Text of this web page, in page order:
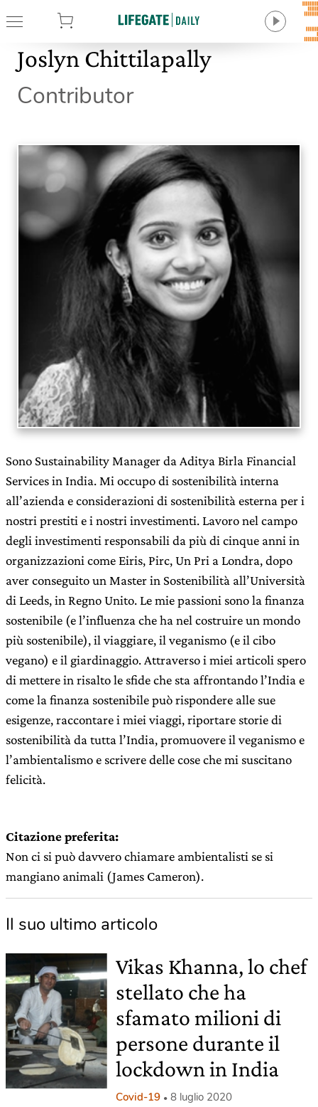
Joslyn Chittilapally
Contributor
Sono Sustainability Manager da Aditya Birla Financial
Services in India. Mi occupo di sostenibilità interna
all’azienda e considerazioni di sostenibilità esterna per i
nostri prestiti e i nostri investimenti. Lavoro nel campo
degli investimenti responsabili da più di cinque anni in
organizzazioni come Eiris, Pirc, Un Pri a Londra, dopo
aver conseguito un Master in Sostenibilità all’Università
di Leeds, in Regno Unito. Le mie passioni sono la finanza
sostenibile (e l’influenza che ha nel costruire un mondo
più sostenibile), il viaggiare, il veganismo (e il cibo
vegano) e il giardinaggio. Attraverso i miei articoli spero
di mettere in risalto le sfide che sta affrontando l’India e
come la finanza sostenibile può rispondere alle sue
esigenze, raccontare i miei viaggi, riportare storie di
sostenibilità da tutta l’India, promuovere il veganismo e
l’ambientalismo e scrivere delle cose che mi suscitano
felicità.
Citazione preferita:
Non ci si può davvero chiamare ambientalisti se si
mangiano animali (James Cameron).
Il suo ultimo articolo
Vikas Khanna, lo chef
stellato che ha
sfamato milioni di
persone durante il
lockdown in India
Covid-19 8 luglio 2020